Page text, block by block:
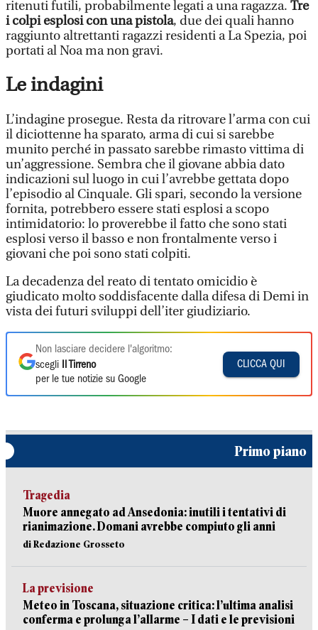
ritenuti futili, probabilmente legati a una ragazza. Tre
i colpi esplosi con una pistola, due dei quali hanno
raggiunto altrettanti ragazzi residenti a La Spezia, poi
portati al Noa ma non gravi.
Le indagini
L’indagine prosegue. Resta da ritrovare l’arma con cui
il diciottenne ha sparato, arma di cui si sarebbe
munito perché in passato sarebbe rimasto vittima di
un’aggressione. Sembra che il giovane abbia dato
indicazioni sul luogo in cui l’avrebbe gettata dopo
l’episodio al Cinquale. Gli spari, secondo la versione
fornita, potrebbero essere stati esplosi a scopo
intimidatorio: lo proverebbe il fatto che sono stati
esplosi verso il basso e non frontalmente verso i
giovani che poi sono stati colpiti.
La decadenza del reato di tentato omicidio è
giudicato molto soddisfacente dalla difesa di Demi in
vista dei futuri sviluppi dell’iter giudiziario.
Non lasciare decidere l'algoritmo:
scegli
Il Tirreno
per le tue notizie su Google
CLICCA QUI
Primo piano
Tragedia
Muore annegato ad Ansedonia: inutili i tentativi di
rianimazione. Domani avrebbe compiuto gli anni
di Redazione Grosseto
La previsione
Meteo in Toscana, situazione critica: l’ultima analisi
conferma e prolunga l’allarme – I dati e le previsioni